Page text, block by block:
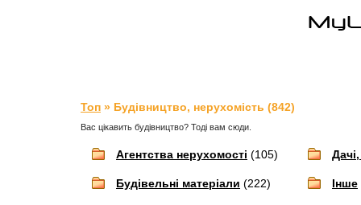
Топ » Будівництво, нерухомість (842)
Вас цікавить будівництво? Тоді вам сюди.
Агентства нерухомості (105)
Будівельні матеріали (222) Інше